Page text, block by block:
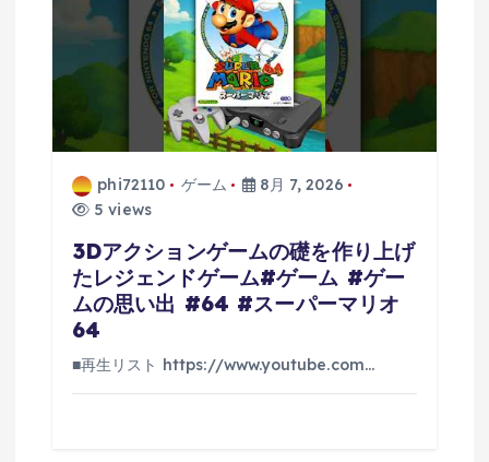
phi72110 ゲーム
8月 7, 2026
5 views
3Dアクションゲームの礎を作り上げ
たレジェンドゲーム#ゲーム #ゲー
ムの思い出 #64 #スーパーマリオ
64
■再生リスト https://www.youtube.com…